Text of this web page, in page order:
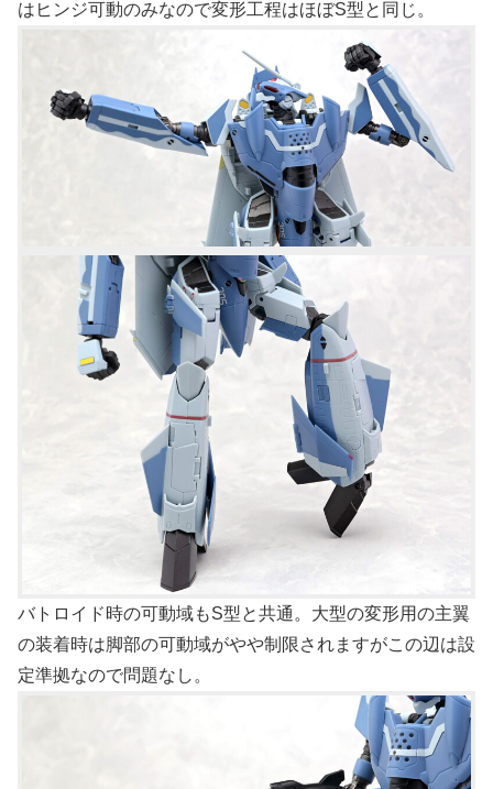
はヒンジ可動のみなので変形工程はほぼS型と同じ。
バトロイド時の可動域もS型と共通。大型の変形用の主翼
の装着時は脚部の可動域がやや制限されますがこの辺は設
定準拠なので問題なし。